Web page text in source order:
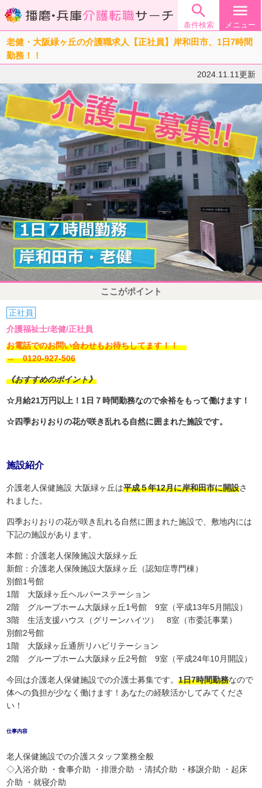

条件検索
menu
メニュー
老健・大阪緑ヶ丘の介護職求人【正社員】岸和田市、1日7時間
勤務！！
2024.11.11更新
ここがポイント
正社員
介護福祉士/老健/正社員
お電話でのお問い合わせもお待ちしてます！！
→ 0120-927-506
《おすすめのポイント》
☆月給21万円以上！1日７時間勤務なので余裕をもって働けます！
☆四季おりおりの花が咲き乱れる自然に囲まれた施設です。
施設紹介
介護老人保健施設 大阪緑ヶ丘は平成５年12月に岸和田市に開設さ
れました。
四季おりおりの花が咲き乱れる自然に囲まれた施設で、敷地内には
下記の施設があります。
本館：介護老人保険施設大阪緑ヶ丘
新館：介護老人保険施設大阪緑ヶ丘（認知症専門棟）
別館1号館
1階 大阪緑ヶ丘ヘルパーステーション
2階 グループホーム大阪緑ヶ丘1号館 9室（平成13年5月開設）
3階 生活支援ハウス（グリーンハイツ） 8室（市委託事業）
別館2号館
1階 大阪緑ヶ丘通所リハビリテーション
2階 グループホーム大阪緑ヶ丘2号館 9室（平成24年10月開設）
今回は介護老人保健施設での介護士募集です。1日7時間勤務なので
体への負担が少なく働けます！あなたの経験活かしてみてくださ
い！
仕事内容
老人保健施設での介護スタッフ業務全般
◇入浴介助 ・食事介助 ・排泄介助 ・清拭介助 ・移譲介助 ・起床
介助 ・就寝介助